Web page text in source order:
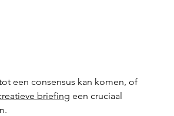
een consensus kan komen, of
briefing een cruciaal